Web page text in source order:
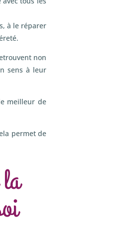
à le réparer
non
sens à leur
meilleur de
permet de